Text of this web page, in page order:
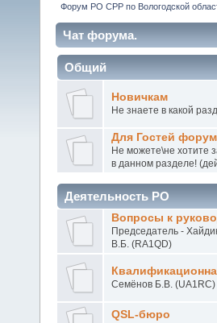
Форум РО СРР по Вологодской
Чат форума.
Общий
Новичкам
Не знаете в какой
Для Гостей
Не можете\не хотите
в данном разделе!
Деятельность РО
Вопросы к
Председатель -
В.Б. (RA1QD)
Семёнов Б.В. (UA1RC)
QSL-бюро